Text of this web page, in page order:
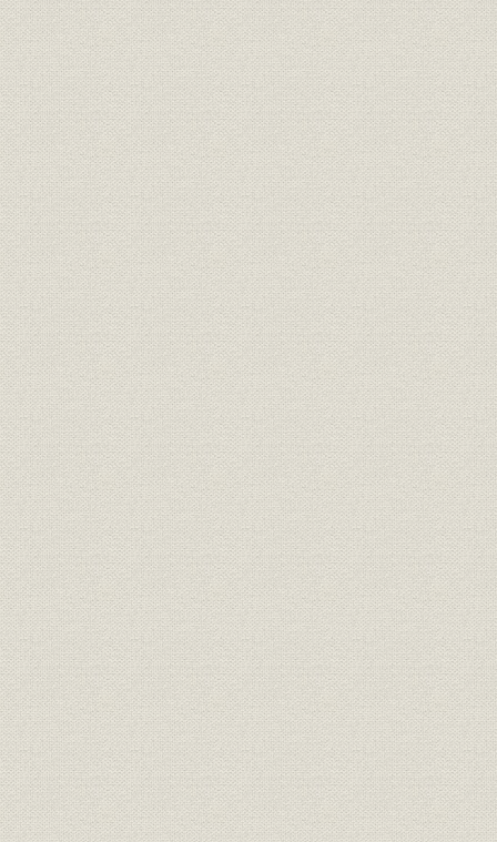
電話
昭和22年度末の8大都市の電話
復旧状況
昭和22年
電話;需給 市外通話交換状況の推移 昭和20年
電話 市外台交換成績(全国主要局) 昭和12年
設備;需給
羽田・城東両局の加入数・設備
数の推移
昭和22年
年度(1961
事業所
「羽田」「城東」の復活、荻窪
電話の東京編入
昭和22年
(1948年)
設備;電話 お札《さつ》を入れる公衆電話 昭和22年
労働争議 東京電話もストライキ 昭和23年